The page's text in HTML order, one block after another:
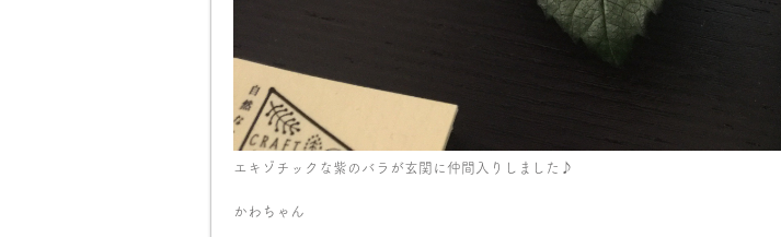
エキゾチックな紫のバラが玄関に仲間入りしました♪
かわちゃん